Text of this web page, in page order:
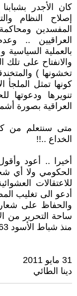
كان الأجدر
إصلاح النظام
المفسدين
العراقيين ..
بالعملية السياسية
والانفتاح على تلك
تخشونها )
كونها تمثل الملجأ
تنويرها ودعوتها
العراقية بصورة
متى سنتعلم من
الخداع ..!!
أخيرا .. أعود
الحكومي ولا أي
للاعتقالات
أدعو الى تغليب
والحفاظ على
ساحة التحرير من
منذ شباط الأسود 1963 وحتى يومنا هذا .
31 مايو 2011
دينا الطائي